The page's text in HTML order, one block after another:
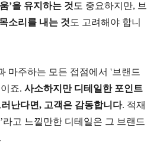
’을 유지하는 것 도 중요하지만, 브
소리를 내는 것 도 고려해야 합니
마주하는 모든 접점에서 '브랜드
죠. 사소하지만 디테일한 포인트
난다면, 고객은 감동합니다. 적재
라고 느낄만한 디테일은 그 브랜드